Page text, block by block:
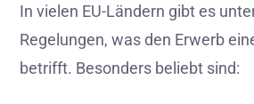
In vielen EU-Ländern gibt es
Regelungen, was den Erwerb
betrifft. Besonders beliebt sind: